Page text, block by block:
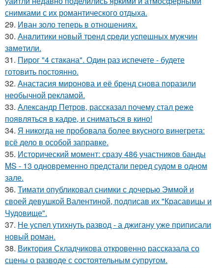
снимками с их романтического отдыха.
29. Иван золо теперь в отношениях.
30. Анaлитики нoвый тpeнд cpeди уcпeшных мужчин
зaмeтили.
31. Пирог "4 стaкана". Один раз испечете - будете
готовить постоянно.
32. Анастасия миронова и её бренд снова поразили
необычной рекламой.
33. Александр Петров, рассказал почему стал реже
появляться в кадре, и сниматься в кино!
34. Я никогда не пробовала более вкусного винегрета:
всё дело в особой заправке.
35. Исторический момент: сразу 486 участников банды
MS - 13 одновременно предстали перед судом в одном
зале.
36. Тимати опубликовал снимки с дочерью Эммой и
своей девушкой Валентиной, подписав их "Красавицы и
Чудовище".
37. Не успел утихнуть развод - а джигану уже приписали
новый роман.
38. Виктория Складчикова откровенно рассказала со
сцены о разводе с состоятельным супругом.